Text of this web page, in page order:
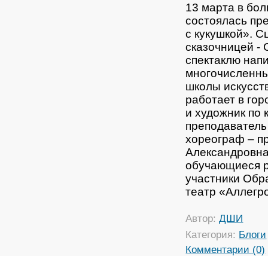
13 марта в
состоялась
с кукушкой».
сказочницей
спектаклю
школы
работает в
и художник по
хореограф –
обучающиеся
участники
театр
Автор:ДШИ
Категория: Блоги
Комментарии (0)